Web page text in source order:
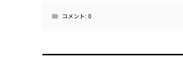
コメント: 0